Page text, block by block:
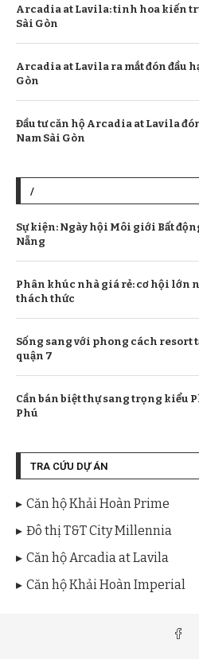
Arcadia at Lavila: tinh hoa kiến
Sài Gòn
Arcadia at Lavila ra mắt đón đầu
Gòn
Đầu tư căn hộ Arcadia at Lavila
Nam Sài Gòn
/
Sự kiện: Ngày hội Môi giới Bất
Nẵng
Phân khúc nhà giá rẻ: cơ hội lớn
thách thức
Sống sang với phong cách resort
quận 7
Cần bán biệt thự sang trọng kiểu
Phú
TRA CỨU DỰ ÁN
Căn hộ Khải Hoàn Prime
Đô thị T&T City Millennia
Căn hộ Arcadia at Lavila
Căn hộ Khải Hoàn Imperial